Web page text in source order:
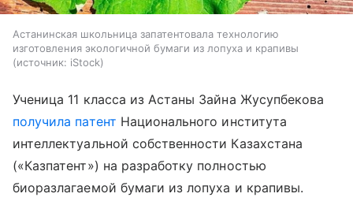
Астанинская школьница запатентовала технологию
изготовления экологичной бумаги из лопуха и крапивы
источник: iStock
Ученица 11 класса из Астаны Зайна Жусупбекова
получила патент Национального института
интеллектуальной собственности Казахстана
(«Казпатент») на разработку полностью
биоразлагаемой бумаги из лопуха и крапивы.